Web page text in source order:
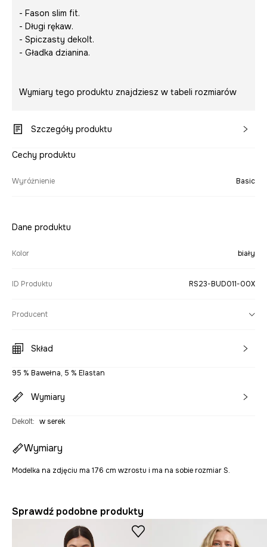
- Fason slim fit.
- Długi rękaw.
- Spiczasty dekolt.
- Gładka dzianina.
Wymiary tego produktu znajdziesz w tabeli rozmiarów
Szczegóły produktu
Cechy produktu
Wyróżnienie Basic
Dane produktu
Kolor biały
ID Produktu RS23-BUD011-00X
Producent
Skład
95 % Bawełna, 5 % Elastan
Wymiary
Dekolt: w serek
Wymiary
Modelka na zdjęciu ma 176 cm wzrostu i ma na sobie rozmiar S.
Sprawdź podobne produkty